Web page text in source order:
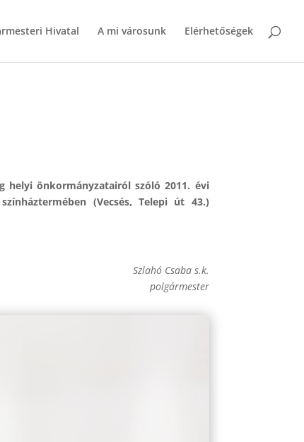
Hivatal A mi városunk Elérhetőségek
helyi önkormányzatairól szóló 2011. évi
(Vecsés, Telepi út 43.)
Szlahó Csaba s.k.
polgármester